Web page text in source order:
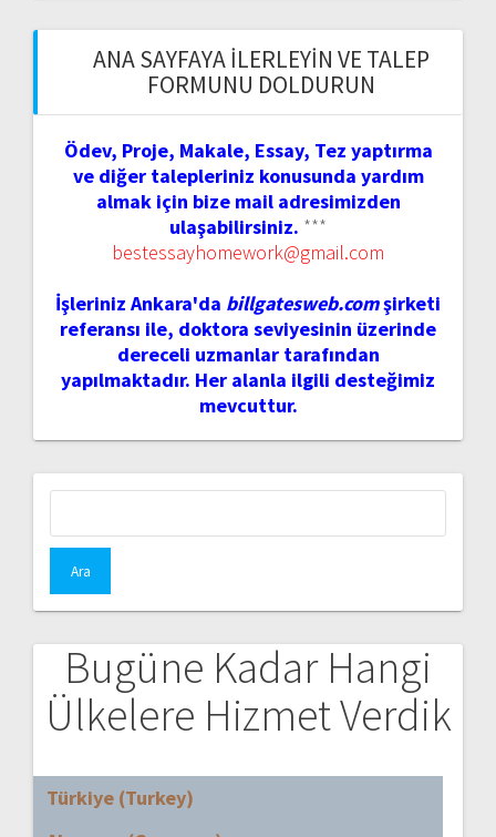
ANA SAYFAYA İLERLEYIN VE TALEP
FORMUNU DOLDURUN
Ödev, Proje, Makale, Essay, Tez yaptırma
ve diğer talepleriniz konusunda yardım
almak için bize mail adresimizden
ulaşabilirsiniz. ***
bestessayhomework@gmail.com
İşleriniz Ankara'da billgatesweb.comşirketi
referansı ile, doktora seviyesinin üzerinde
dereceli uzmanlar tarafından
yapılmaktadır. Her alanla ilgili desteğimiz
mevcuttur.
Bugüne Kadar Hangi
Ülkelere Hizmet Verdik
Türkiye (Turkey)